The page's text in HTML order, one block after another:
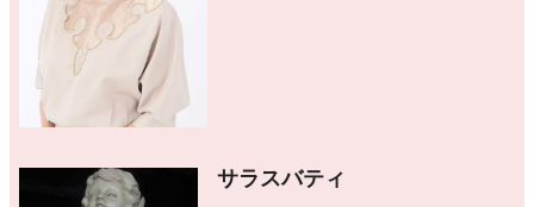
サラスバティ